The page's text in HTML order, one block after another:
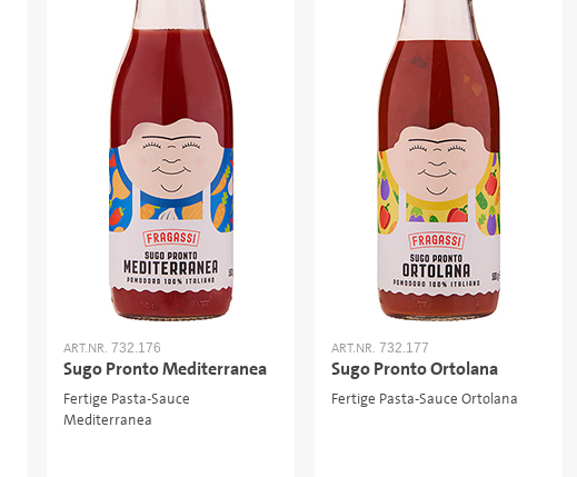
ART.NR. 732.176
Sugo Pronto Mediterranea
Fertige Pasta-Sauce
Mediterranea
ART.NR. 732.177
Sugo Pronto Ortolana
Fertige Pasta-Sauce Ortolana